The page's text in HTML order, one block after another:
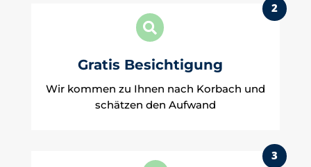

Gratis Besichtigung
2
Wir kommen zu Ihnen nach Korbach und
schätzen den Aufwand
3